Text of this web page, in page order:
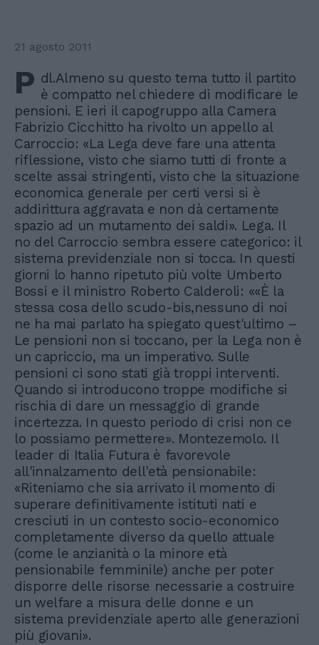
21 agosto 2011
P dl.Almeno su questo tema tutto il partito
è compatto nel chiedere di modificare le
pensioni. E ieri il capogruppo alla Camera
Fabrizio Cicchitto ha rivolto un appello al
Carroccio: «La Lega deve fare una attenta
riflessione, visto che siamo tutti di fronte a
scelte assai stringenti, visto che la situazione
economica generale per certi versi si è
addirittura aggravata e non dà certamente
spazio ad un mutamento dei saldi». Lega. Il
no del Carroccio sembra essere categorico: il
sistema previdenziale non si tocca. In questi
giorni lo hanno ripetuto più volte Umberto
Bossi e il ministro Roberto Calderoli: ««È la
stessa cosa dello scudo-bis,nessuno di noi
ne ha mai parlato ha spiegato quest'ultimo –
Le pensioni non si toccano, per la Lega non è
un capriccio, ma un imperativo. Sulle
pensioni ci sono stati già troppi interventi.
Quando si introducono troppe modifiche si
rischia di dare un messaggio di grande
incertezza. In questo periodo di crisi non ce
lo possiamo permettere». Montezemolo. Il
leader di Italia Futura è favorevole
all'innalzamento dell'età pensionabile:
«Riteniamo che sia arrivato il momento di
superare definitivamente istituti nati e
cresciuti in un contesto socio-economico
completamente diverso da quello attuale
(come le anzianità o la minore età
pensionabile femminile) anche per poter
disporre delle risorse necessarie a costruire
un welfare a misura delle donne e un
sistema previdenziale aperto alle generazioni
più giovani».